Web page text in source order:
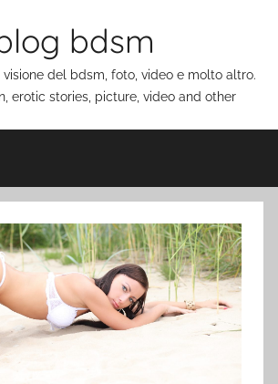
bdsm
del bdsm, foto, video e molto altro.
erotic stories, picture, video and other